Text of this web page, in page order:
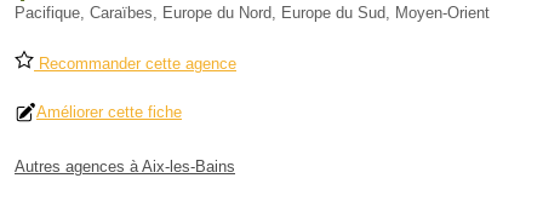
Pacifique, Caraïbes, Europe du Nord, Europe du Sud, Moyen-Orient
Recommander cette agence
Améliorer cette fiche
Autres agences à Aix-les-Bains